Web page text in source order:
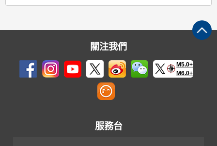
關注我們
M5.0+
M6.0+
服務台